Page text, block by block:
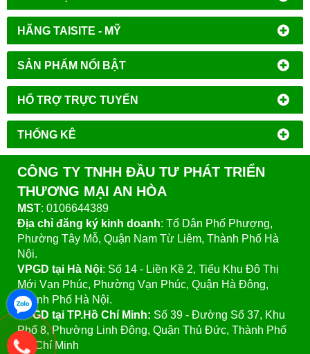
HÃNG TAISITE - MỸ
SẢN PHẨM NỔI BẬT
HỔ TRỢ TRỰC TUYẾN
THỐNG KÊ
CÔNG TY TNHH ĐẦU TƯ PHÁT TRIỂN
THƯƠNG MẠI AN HÒA
MST: 0106644389
Địa chỉ đăng ký kinh doanh: Tổ Dân Phố Phượng,
Phường Tây Mỗ, Quận Nam Từ Liêm, Thành Phố Hà
Nội.
VPGD tại Hà Nội: Số 14 - Liền Kề 2, Tiểu Khu Đô Thị
Mới Vạn Phúc, Phường Vạn Phúc, Quận Hà Đông,
Thành Phố Hà Nội.
VPGD tại TP.Hồ Chí Minh: Số 39 - Đường Số 37, Khu
Phố 8, Phường Linh Đông, Quận Thủ Đức, Thành Phố
Hồ Chí Minh